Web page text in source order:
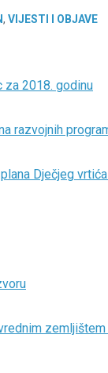
, VIJESTI I OBJAVE
za 2018. godinu
razvojnih
Dječjeg